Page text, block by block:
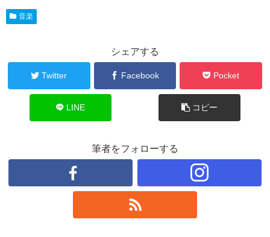
音楽
シェアする
Twitter Facebook Pocket
LINE コピー
筆者をフォローする